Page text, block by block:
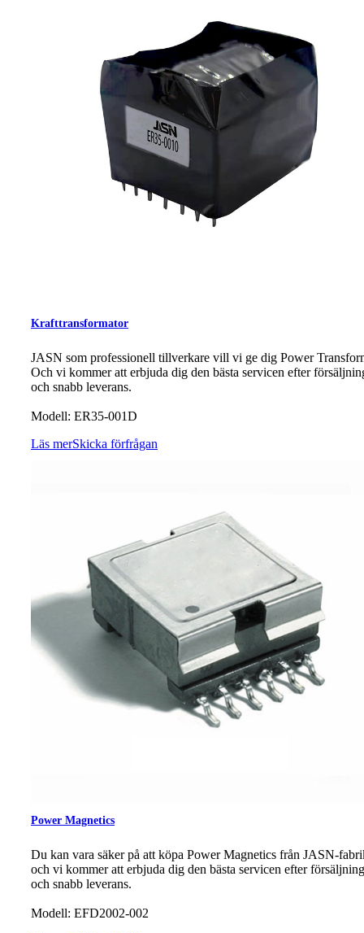
Krafttransformator
JASN som professionell tillverkare vill vi ge dig Power
Och vi kommer att erbjuda dig den bästa servicen efter
och snabb leverans.
Modell: ER35-001D
Läs merSkicka förfrågan
Power Magnetics
Du kan vara säker på att köpa Power Magnetics från JASN-
och vi kommer att erbjuda dig den bästa servicen efter försäljning
och snabb leverans.
Modell: EFD2002-002